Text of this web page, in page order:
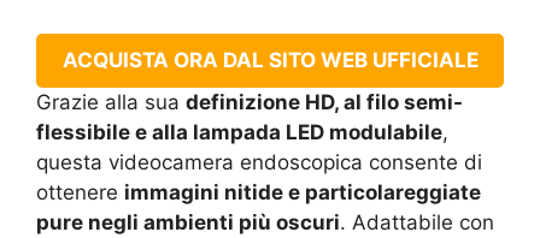
ACQUISTA ORA DAL SITO WEB UFFICIALE
Grazie alla sua definizione HD, al filo semi-
flessibile e alla lampada LED modulabile,
questa videocamera endoscopica consente di
ottenere immagini nitide e particolareggiate
pure negli ambienti più oscuri. Adattabile con